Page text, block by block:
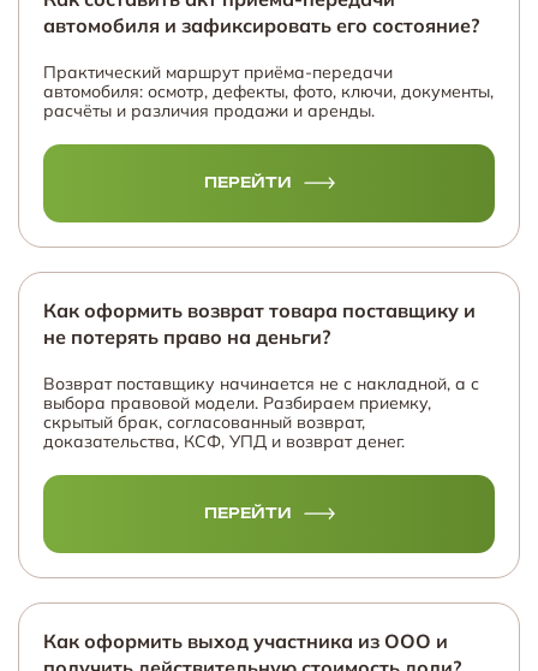
автомобиля и зафиксировать его состояние?
Практический маршрут приёма-передачи
автомобиля: осмотр, дефекты, фото, ключи, документы,
расчёты и различия продажи и аренды.
ПЕРЕЙТИ
Как оформить возврат товара поставщику и
не потерять право на деньги?
Возврат поставщику начинается не с накладной, а с
выбора правовой модели. Разбираем приемку,
скрытый брак, согласованный возврат,
доказательства, КСФ, УПД и возврат денег.
ПЕРЕЙТИ
Как оформить выход участника из ООО и